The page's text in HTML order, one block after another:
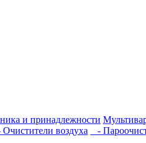
и принадлежности
воздуха -